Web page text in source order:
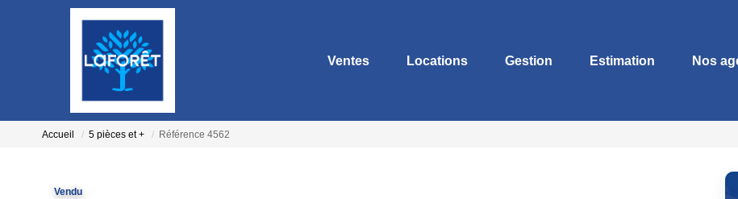
Ventes Locations Gestion Estimation Nos
Accueil 5 pièces et + Référence 4562
Vendu